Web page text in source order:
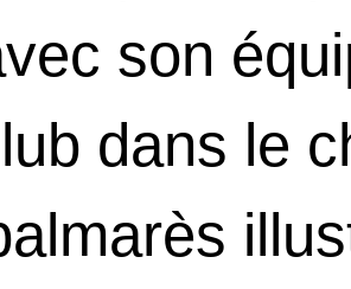
son
dans le